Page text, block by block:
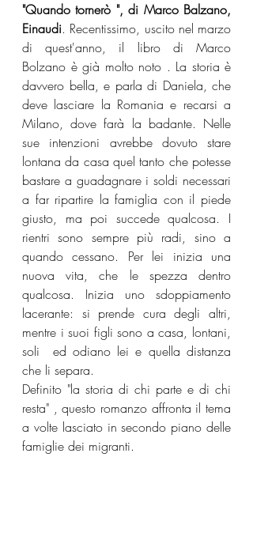
"Quando tornerò ", di Marco Balzano,
Einaudi. Recentissimo, uscito nel marzo
di quest'anno, il libro di Marco
Bolzano è già molto noto . La storia è
davvero bella, e parla di Daniela, che
deve lasciare la Romania e recarsi a
Milano, dove farà la badante. Nelle
sue intenzioni avrebbe dovuto stare
lontana da casa quel tanto che potesse
bastare a guadagnare i soldi necessari
a far ripartire la famiglia con il piede
giusto, ma poi succede qualcosa. I
rientri sono sempre più radi, sino a
quando cessano. Per lei inizia una
nuova vita, che le spezza dentro
qualcosa. Inizia uno sdoppiamento
lacerante: si prende cura degli altri,
mentre i suoi figli sono a casa, lontani,
soli  ed odiano lei e quella distanza
che li separa.
Definito "la storia di chi parte e di chi
resta" , questo romanzo affronta il tema
a volte lasciato in secondo piano delle
famiglie dei migranti.